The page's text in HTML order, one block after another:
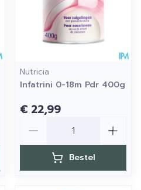
Nutricia
Infatrini 0-18m Pdr 400g
€ 22,99
Bestel